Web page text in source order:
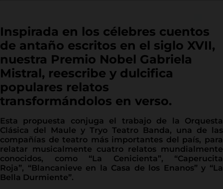
Inspirada en los célebres cuentos
de antaño escritos en el siglo XVII,
nuestra Premio Nobel Gabriela
Mistral, reescribe y dulcifica
populares relatos
transformándolos en verso.
Esta propuesta conjuga el trabajo de la Orquesta
Clásica del Maule y Tryo Teatro Banda, una de las
compañías de teatro más importantes del país, para
relatar musicalmente cuatro relatos mundialmente
conocidos, como “La Cenicienta”, “Caperucita
Roja”, “Blancanieve en la Casa de los Enanos” y “La
Bella Durmiente”.